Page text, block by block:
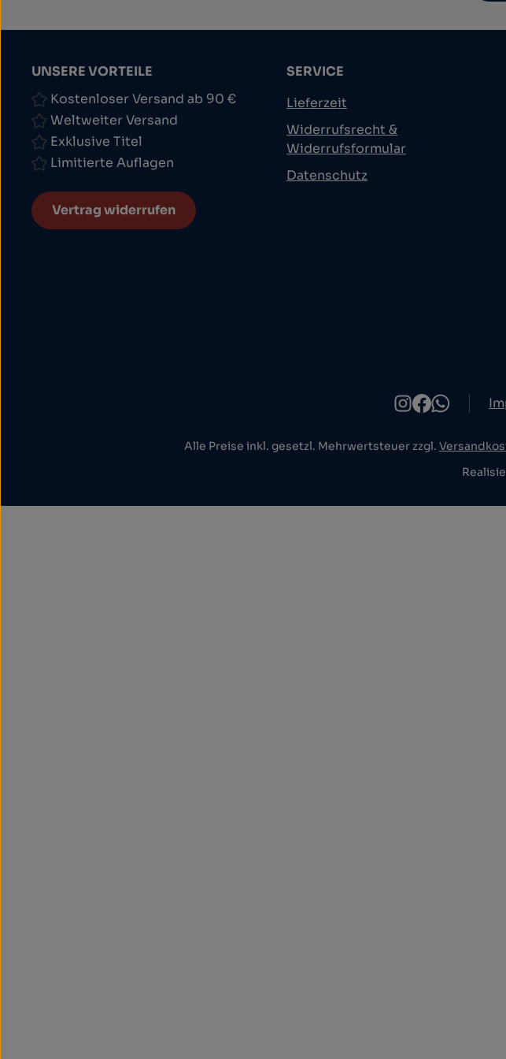
UNSERE VORTEILE
Kostenloser Versand ab 90 €
Weltweiter Versand
Exklusive Titel
Limitierte Auflagen
Vertrag widerrufen
SERVICE
Lieferzeit
Widerrufsrecht &
Widerrufsformular
Datenschutz
Alle Preise inkl. gesetzl. Mehrwertsteuer zzgl.